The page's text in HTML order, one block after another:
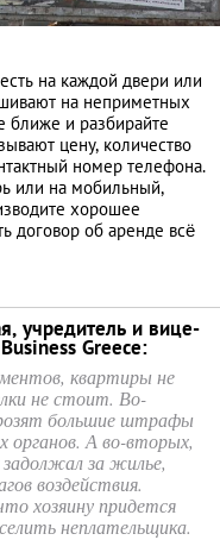
на каждой двери или
на неприметных
ближе и разбирайте
цену, количество
номер телефона.
или на мобильный,
хорошее
договор об аренде всё
учредитель и вице-
Greece:
квартиры не
не стоит. Во-
большие штрафы
органов. А во-вторых,
за жилье,
воздействия.
хозяину придется
неплательщика.